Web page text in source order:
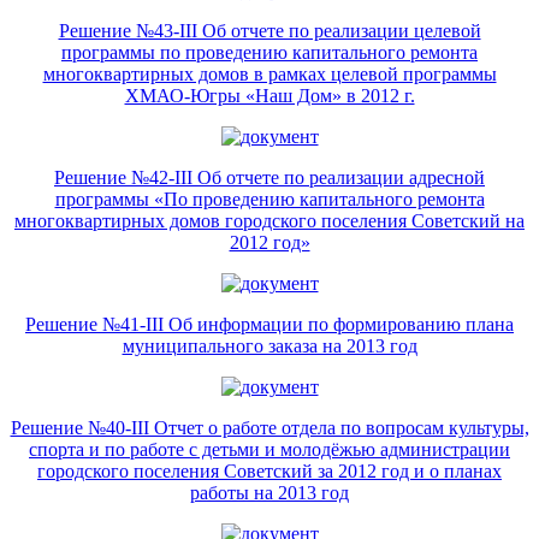
Решение №43-III Об отчете по реализации целевой
программы по проведению капитального ремонта
многоквартирных домов в рамках целевой программы
ХМАО-Югры «Наш Дом» в 2012 г.
Решение №42-III Об отчете по реализации адресной
программы «По проведению капитального ремонта
многоквартирных домов городского поселения Советский на
2012 год»
Решение №41-III Об информации по формированию плана
муниципального заказа на 2013 год
Решение №40-III Отчет о работе отдела по вопросам культуры,
спорта и по работе с детьми и молодёжью администрации
городского поселения Советский за 2012 год и о планах
работы на 2013 год